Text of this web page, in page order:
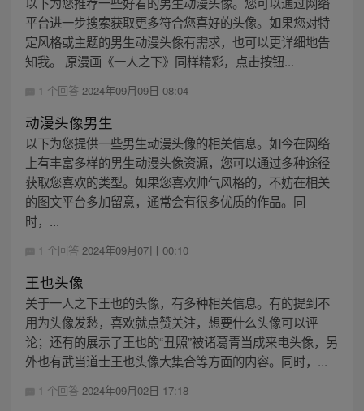
平台进一步搜索获取更多符合您喜好的头像。如果您对特
定风格或主题的男生动漫头像有需求，也可以更详细地告
知我。 原漫画《一人之下》同样精彩，点击按钮...
1 个回答 2024年09月09日 08:04
动漫头像男生
以下为您提供一些男生动漫头像的相关信息。如今在网络
上有丰富多样的男生动漫头像资源，您可以通过多种途径
获取您喜欢的类型。如果您喜欢帅气风格的，不妨在相关
的图文平台多加留意，通常会有很多优质的作品。同
时，...
1 个回答 2024年09月07日 00:10
王也头像
关于一人之下王也的头像，有多种相关信息。有的提到不
用为头像发愁，喜欢就点赞关注，想要什么头像可以评
论；还有的展示了王也的“丑照”被诸葛青当成来电头像，另
外也有武当道士王也头像大集合等方面的内容。同时，...
1 个回答 2024年09月02日 17:18